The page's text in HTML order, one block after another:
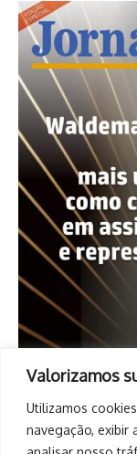
Valorizamos
Utilizamos
navegação, exibir